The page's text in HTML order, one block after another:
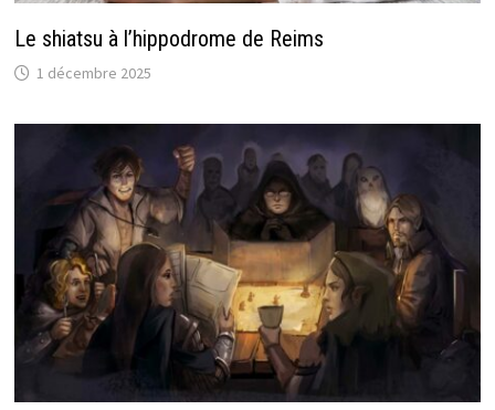
Le shiatsu à l’hippodrome de Reims
1 décembre 2025